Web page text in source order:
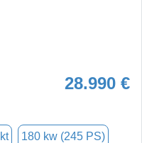
28.990 €
180 kw (245 PS)